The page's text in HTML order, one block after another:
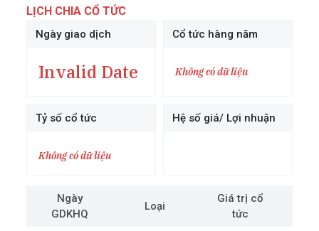
LỊCH CHIA CỔ TỨC
Ngày giao dịch
Invalid Date
Cổ tức hàng năm
Không có dữ liệu
Tỷ số cổ tức
Không có dữ liệu
Hệ số giá/ Lợi nhuận
Ngày
GDKHQ
Loại
Giá trị cổ
tức